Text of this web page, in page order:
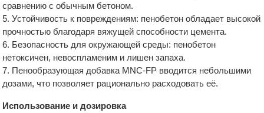
сравнению с обычным бетоном.
5. Устойчивость к повреждениям: пенобетон обладает высокой
прочностью благодаря вяжущей способности цемента.
6. Безопасность для окружающей среды: пенобетон
нетоксичен, невоспламеним и лишен запаха.
7. Пенообразующая добавка MNC-FP вводится небольшими
дозами, что позволяет рационально расходовать её.
Использование и дозировка